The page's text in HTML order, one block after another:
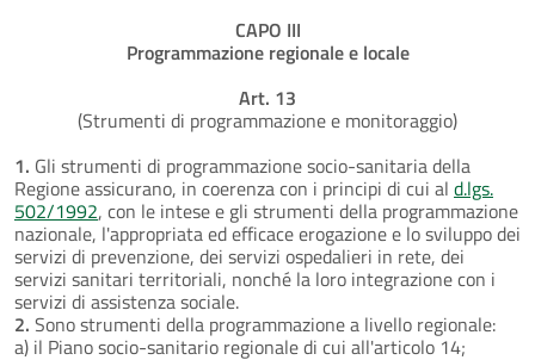
CAPO III
Programmazione regionale e locale
Art. 13
(Strumenti di programmazione e monitoraggio)
1. Gli strumenti di programmazione socio-sanitaria della
Regione assicurano, in coerenza con i principi di cui al d.lgs.
502/1992, con le intese e gli strumenti della programmazione
nazionale, l'appropriata ed efficace erogazione e lo sviluppo dei
servizi di prevenzione, dei servizi ospedalieri in rete, dei
servizi sanitari territoriali, nonché la loro integrazione con i
servizi di assistenza sociale.
2. Sono strumenti della programmazione a livello regionale:
a) il Piano socio-sanitario regionale di cui all'articolo 14;